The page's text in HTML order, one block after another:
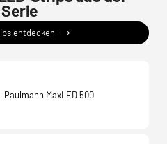
entdecken ⟶
Paulmann MaxLED 500